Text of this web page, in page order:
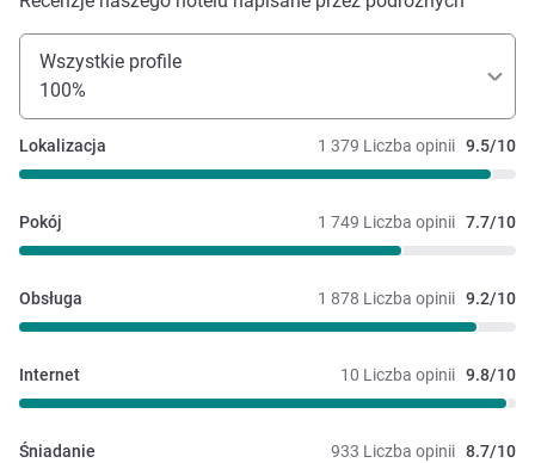
Wszystkie profile
100%
1 379 Liczba opinii 9.5/10
Lokalizacja
1 749 Liczba opinii 7.7/10
Pokój
1 878 Liczba opinii 9.2/10
Obsługa
10 Liczba opinii 9.8/10
Internet
933 Liczba opinii 8.7/10
Śniadanie